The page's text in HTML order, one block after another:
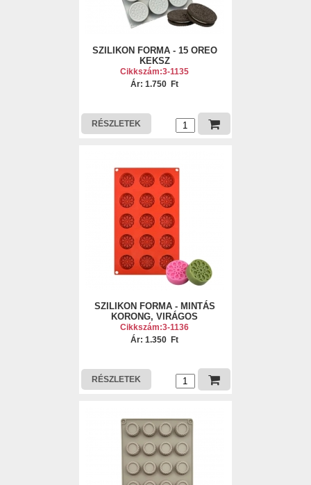
SZILIKON FORMA - 15 OREO
KEKSZ
Cikkszám:3-1135
Ár: 1.750 Ft
RÉSZLETEK
SZILIKON FORMA - MINTÁS
KORONG, VIRÁGOS
Cikkszám:3-1136
Ár: 1.350 Ft
RÉSZLETEK